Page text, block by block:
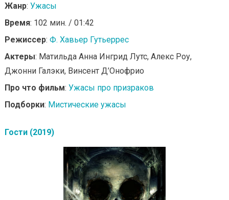
Жанр: Ужасы
Время: 102 мин. / 01:42
Режиссер: Ф. Хавьер Гутьеррес
Актеры: Матильда Анна Ингрид Лутс, Алекс Роу,
Джонни Галэки, Винсент Д’Онофрио
Про что фильм: Ужасы про призраков
Подборки: Мистические ужасы
Гости (2019)